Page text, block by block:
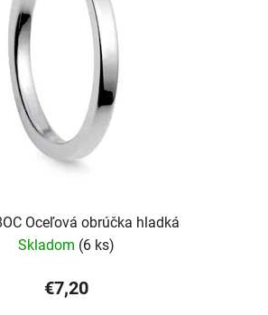
Oceľová obrúčka hladká
Skladom (6 ks)
€7,20